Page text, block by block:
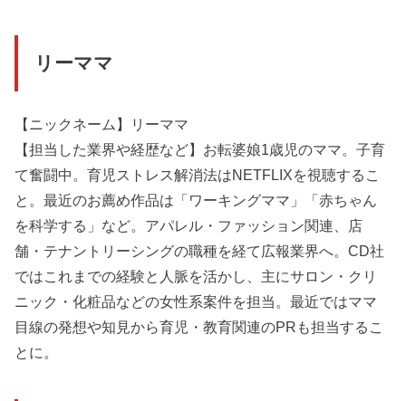
リーママ
【ニックネーム】リーママ
【担当した業界や経歴など】お転婆娘1歳児のママ。子育
て奮闘中。育児ストレス解消法はNETFLIXを視聴するこ
と。最近のお薦め作品は「ワーキングママ」「赤ちゃん
を科学する」など。アパレル・ファッション関連、店
舗・テナントリーシングの職種を経て広報業界へ。CD社
ではこれまでの経験と人脈を活かし、主にサロン・クリ
ニック・化粧品などの女性系案件を担当。最近ではママ
目線の発想や知見から育児・教育関連のPRも担当するこ
とに。